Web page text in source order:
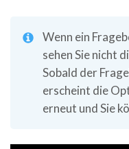
Wenn ein
sehen Sie nicht
Sobald der
erscheint die
erneut und Sie